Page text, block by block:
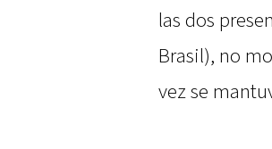
las dos
Brasil), no
vez se